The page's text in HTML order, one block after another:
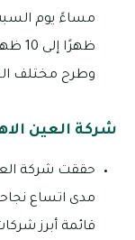
وطرح مختلف
شركة العين
حققت شركة
مدى اتساع
قائمة أبرز